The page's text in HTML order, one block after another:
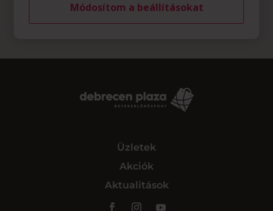
Üzletek
Akciók
Aktualitások
Módosítom a beállításokat